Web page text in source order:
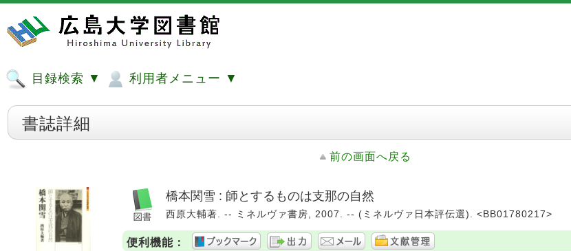
目録検索 ▼ 利用者メニュー ▼
書誌詳細
前の画面へ戻る
橋本関雪 : 師とするものは支那の自然
西原大輔著. -- ミネルヴァ書房, 2007. -- (ミネルヴァ日本評伝選). <BB01780217>
便利機能：